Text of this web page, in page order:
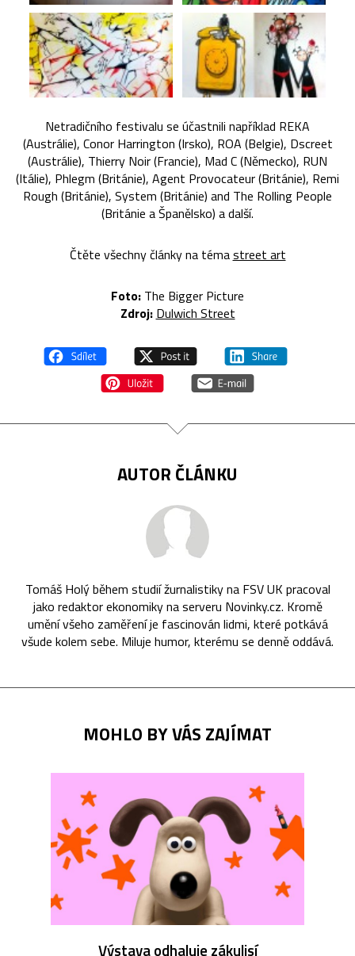
Netradičního festivalu se účastnili například REKA
(Austrálie), Conor Harrington (Irsko), ROA (Belgie), Dscreet
(Austrálie), Thierry Noir (Francie), Mad C (Německo), RUN
(Itálie), Phlegm (Británie), Agent Provocateur (Británie), Remi
Rough (Británie), System (Británie) and The Rolling People
(Británie a Španělsko) a další.
Čtěte všechny články na témastreet art
Foto: The Bigger Picture
Zdroj: Dulwich Street
AUTOR ČLÁNKU
Tomáš Holý během studií žurnalistiky na FSV UK pracoval
jako redaktor ekonomiky na serveru Novinky.cz. Kromě
umění všeho zaměření je fascinován lidmi, které potkává
všude kolem sebe. Miluje humor, kterému se denně oddává.
MOHLO BY VÁS ZAJÍMAT
Výstava odhaluje zákulisí